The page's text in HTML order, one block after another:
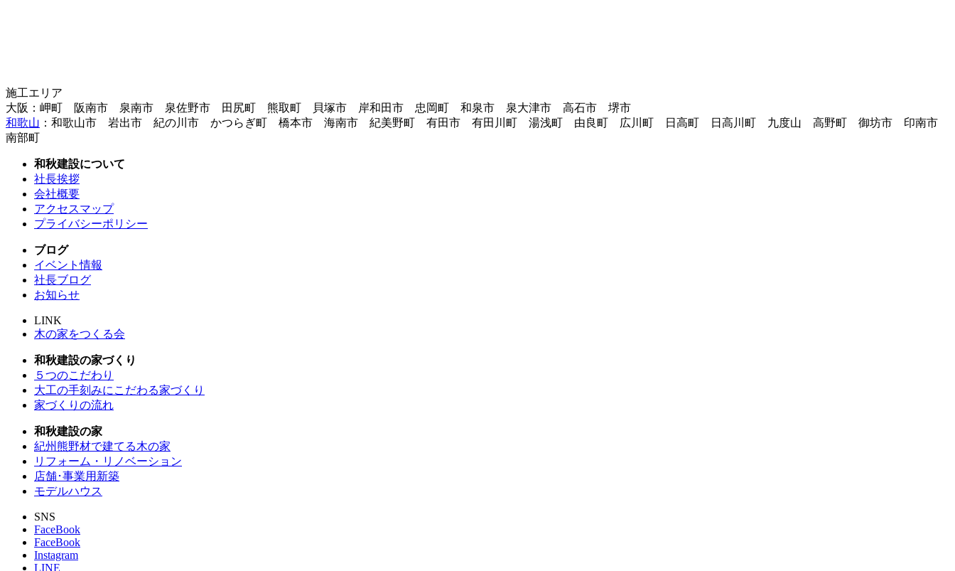
施工エリア
大阪：岬町 阪南市 泉南市 泉佐野市 田尻町 熊取町 貝塚市 岸和田市 忠岡町 和泉市 泉大津市 高石市 堺市
和歌山 ：和歌山市 岩出市 紀の川市 かつらぎ町 橋本市 海南市 紀美野町 有田市 有田川町 湯浅町 由良町 広川町 日高町 日高川町 九度山 高野町 御坊市 印南市
南部町
和秋建設について
社長挨拶
会社概要
アクセスマップ
プライバシーポリシー
ブログ
イベント情報
社長ブログ
お知らせ
LINK
木の家をつくる会
和秋建設の家づくり
５つのこだわり
大工の手刻みにこだわる家づくり
家づくりの流れ
和秋建設の家
紀州熊野材で建てる木の家
リフォーム・リノベーション
店舗･事業用新築
モデルハウス
SNS
FaceBook
FaceBook
Instagram
LINE